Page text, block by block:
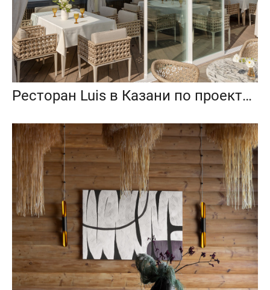
Ресторан Luis в Казани по проекту Раиса и Мадины Мингалеевых